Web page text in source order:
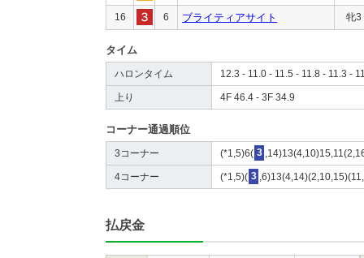
16 6 ブライティアサイト 牝3
タイム
ハロンタイム 12.3 - 11.0 - 11.5 - 11.8 - 11.3 -
上り 4F 46.4 - 3F 34.9
コーナー通過順位
3コーナー (*1,5)6( 3
4コーナー (*1,5)( 3
払戻金